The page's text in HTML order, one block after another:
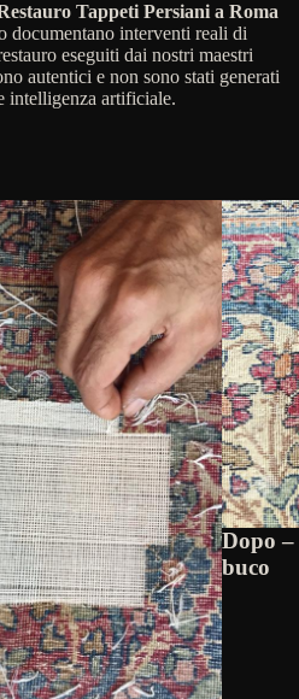
Tappeti Persiani a Roma
documentano interventi reali di
eseguiti dai nostri maestri
autentici e non sono stati generati
intelligenza artificiale.
Dopo
buco